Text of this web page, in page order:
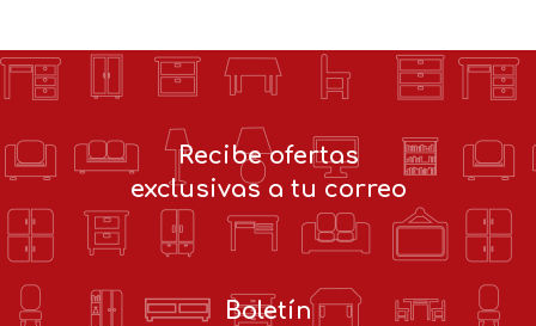
Recibe ofertas
exclusivas a tu correo
Boletín